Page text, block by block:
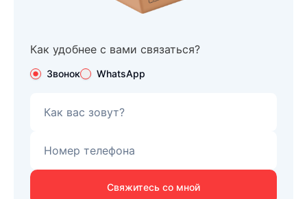
Как удобнее с вами связаться?
Звонок WhatsApp
Свяжитесь со мной